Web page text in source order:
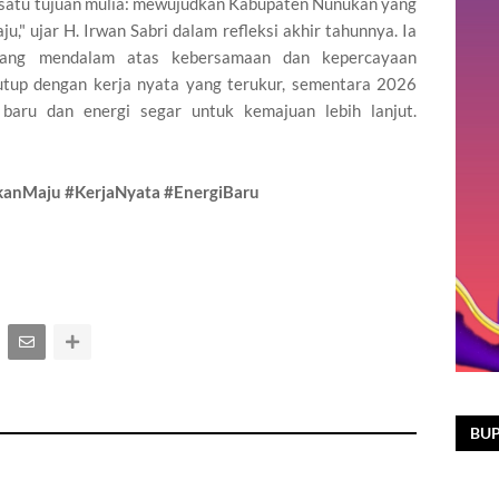
ujar H. Irwan Sabri dalam refleksi akhir tahunnya. Ia
mendalam atas kebersamaan dan kepercayaan
dengan kerja nyata yang terukur, sementara 2026
dan energi segar untuk kemajuan lebih lanjut.
#KerjaNyata #EnergiBaru